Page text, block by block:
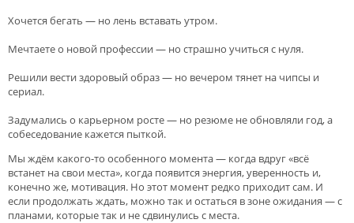
Хочется бегать — но лень вставать утром.
Мечтаете о новой профессии — но страшно учиться с нуля.
Решили вести здоровый образ — но вечером тянет на чипсы и
сериал.
Задумались о карьерном росте — но резюме не обновляли год, а
собеседование кажется пыткой.
Мы ждём какого-то особенного момента — когда вдруг «всё
встанет на свои места», когда появится энергия, уверенность и,
конечно же, мотивация. Но этот момент редко приходит сам. И
если продолжать ждать, можно так и остаться в зоне ожидания — с
планами, которые так и не сдвинулись с места.